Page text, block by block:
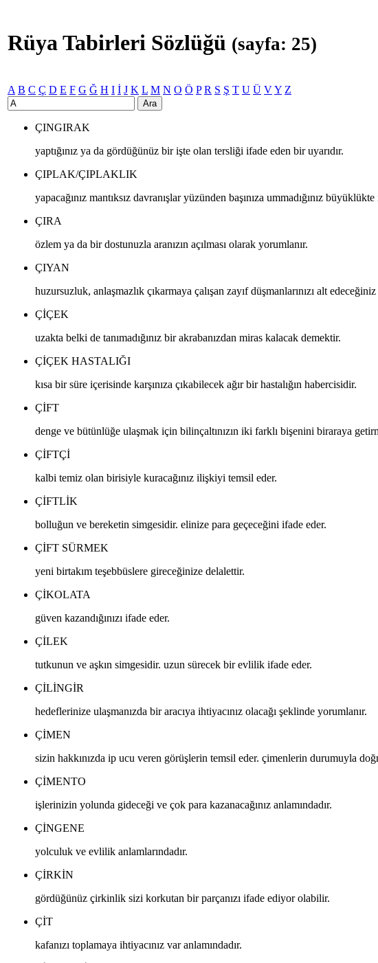
Rüya Tabirleri Sözlüğü (sayfa: 25)
A B C Ç D E F G Ğ H I İ J K L M N O Ö P R S Ş T U Ü VY Z
Ara
ÇINGIRAK
yaptığınız ya da gördüğünüz bir işte olan tersliği ifade eden bir uyarıdır.
ÇIPLAK/ÇIPLAKLIK
yapacağınız mantıksız davranışlar yüzünden başınıza ummadığınız
ÇIRA
özlem ya da bir dostunuzla aranızın açılması olarak yorumlanır.
ÇIYAN
huzursuzluk, anlaşmazlık çıkarmaya çalışan zayıf düşmanlarınızı alt
ÇIÇEK
uzakta belki de tanımadığınız bir akrabanızdan miras kalacak demektir.
ÇIÇEK HASTALIĞI
kısa bir süre içerisinde karşınıza çıkabilecek ağır bir hastalığın habercisidir.
ÇIFT
denge ve bütünlüğe ulaşmak için bilinçaltınızın iki farklı bişenini biraraya
ÇIFTÇI
kalbi temiz olan birisiyle kuracağınız ilişkiyi temsil eder.
ÇIFTLIK
bolluğun ve bereketin simgesidir. elinize para geçeceğini ifade eder.
ÇIFT SÜRMEK
yeni birtakım teşebbüslere gireceğinize delalettir.
ÇIKOLATA
güven kazandığınızı ifade eder.
ÇILEK
tutkunun ve aşkın simgesidir. uzun sürecek bir evlilik ifade eder.
ÇILINGIR
hedeflerinize ulaşmanızda bir aracıya ihtiyacınız olacağı şeklinde yorumlanır.
ÇIMEN
sizin hakkınızda ip ucu veren görüşlerin temsil eder. çimenlerin durumuyla
ÇIMENTO
işlerinizin yolunda gideceği ve çok para kazanacağınız anlamındadır.
ÇINGENE
yolculuk ve evlilik anlamlarındadır.
ÇIRKIN
gördüğünüz çirkinlik sizi korkutan bir parçanızı ifade ediyor olabilir.
ÇIT
kafanızı toplamaya ihtiyacınız var anlamındadır.